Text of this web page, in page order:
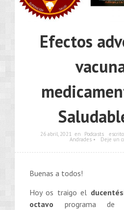
Efectos
26 abril, 2021 en Podcasts
Andrades • Deje un
Buenas a todos!
Hoy os traigo el
octavo programa